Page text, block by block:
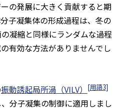
の発展に大きく貢献すると期
子凝集体の形成過程は、冬の
凝縮と同様にランダムな過程
有効な方法がありませんでし
振動誘起局所渦（VILV） [用語3]
分子凝集の制御に適用しまし